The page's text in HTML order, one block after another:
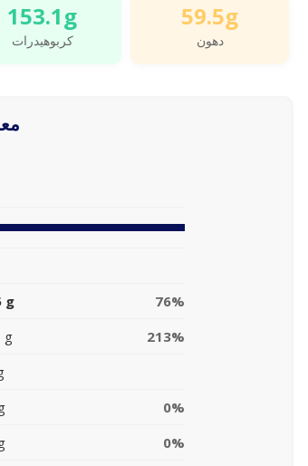
153.1g
كربوهيدرات
59.5g
دهون
g
76%
g
213%
0%
0%